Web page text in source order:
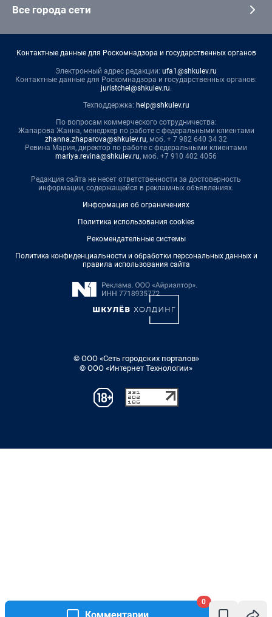
0
Все города сети
Контактные данные для Роскомнадзора и государственных органов
Электронный адрес редакции: ufa1@shkulev.ru
Контактные данные для Роскомнадзора и государственных органов:
juristchel@shkulev.ru.
Техподдержка: help@shkulev.ru
По вопросам коммерческого сотрудничества:
Жапарова Жанна, менеджер по работе с федеральными клиентами
zhanna.zhaparova@shkulev.ru, моб. + 7 982 640 34 32
Ревина Мария, директор по работе с федеральными клиентами
mariya.revina@shkulev.ru, моб. +7 910 402 4056
Редакция сайта не несет ответственности за достоверность
информации, содержащейся в рекламных объявлениях.
Информация об ограничениях
Политика использования cookies
Рекомендательные системы
Политика конфиденциальности и обработки персональных данных и
правила использования сайта
© ООО «Сеть городских порталов»
© ООО «Интернет Технологии»